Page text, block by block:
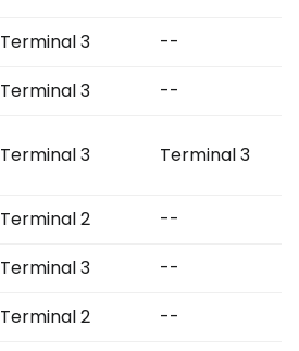
Terminal 3
--
Terminal 3
--
Terminal 3 Terminal 3
Terminal 2
--
Terminal 3
--
Terminal 2
--